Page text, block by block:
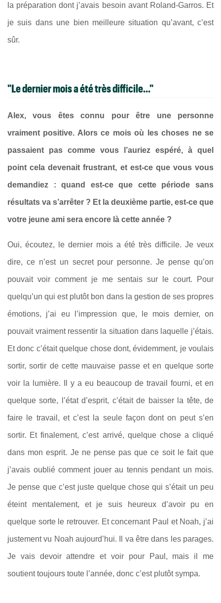
la préparation dont j’avais besoin avant Roland-Garros. Et
je suis dans une bien meilleure situation qu’avant, c’est
sûr.
"Le dernier mois a été très difficile..."
Alex, vous êtes connu pour être une personne
vraiment positive. Alors ce mois où les choses ne se
passaient pas comme vous l’auriez espéré, à quel
point cela devenait frustrant, et est-ce que vous vous
demandiez : quand est-ce que cette période sans
résultats va s’arrêter ? Et la deuxième partie, est-ce que
votre jeune ami sera encore là cette année ?
Oui, écoutez, le dernier mois a été très difficile. Je veux
dire, ce n’est un secret pour personne. Je pense qu’on
pouvait voir comment je me sentais sur le court. Pour
quelqu’un qui est plutôt bon dans la gestion de ses propres
émotions, j’ai eu l’impression que, le mois dernier, on
pouvait vraiment ressentir la situation dans laquelle j’étais.
Et donc c’était quelque chose dont, évidemment, je voulais
sortir, sortir de cette mauvaise passe et en quelque sorte
voir la lumière. Il y a eu beaucoup de travail fourni, et en
quelque sorte, l’état d’esprit, c’était de baisser la tête, de
faire le travail, et c’est la seule façon dont on peut s’en
sortir. Et finalement, c’est arrivé, quelque chose a cliqué
dans mon esprit. Je ne pense pas que ce soit le fait que
j’avais oublié comment jouer au tennis pendant un mois.
Je pense que c’est juste quelque chose qui s’était un peu
éteint mentalement, et je suis heureux d’avoir pu en
quelque sorte le retrouver. Et concernant Paul et Noah, j’ai
justement vu Noah aujourd’hui. Il va être dans les parages.
Je vais devoir attendre et voir pour Paul, mais il me
soutient toujours toute l’année, donc c’est plutôt sympa.